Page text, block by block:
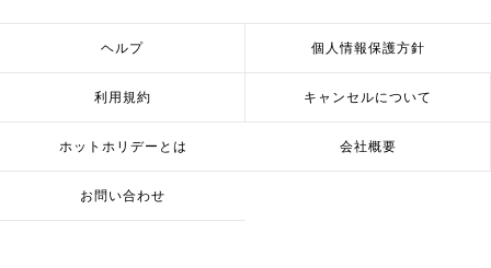
ヘルプ 個人情報保護方針
利用規約 キャンセルについて
ホットホリデーとは 会社概要
お問い合わせ